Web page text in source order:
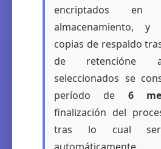
encriptados en
almacenamiento, y
copias de respaldo
de retencióne
seleccionados se
período de 6
finalización del
tras lo cual